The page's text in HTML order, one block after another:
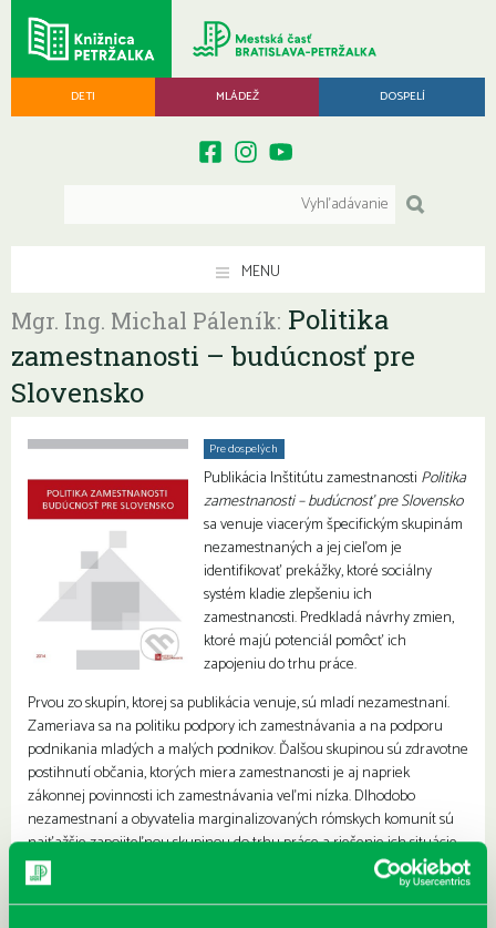
DETI MLÁDEŽ DOSPELÍ
MENU
Mgr. Ing. Michal Páleník: Politika
zamestnanosti – budúcnosť pre
Slovensko
Pre dospelých
Publikácia Inštitútu zamestnanosti Politika
zamestnanosti – budúcnosť pre Slovensko
sa venuje viacerým špecifickým skupinám
nezamestnaných a jej cieľom je
identifikovať prekážky, ktoré sociálny
systém kladie zlepšeniu ich
zamestnanosti. Predkladá návrhy zmien,
ktoré majú potenciál pomôcť ich
zapojeniu do trhu práce.
Prvou zo skupín, ktorej sa publikácia venuje, sú mladí nezamestnaní.
Zameriava sa na politiku podpory ich zamestnávania a na podporu
podnikania mladých a malých podnikov. Ďalšou skupinou sú zdravotne
postihnutí občania, ktorých miera zamestnanosti je aj napriek
zákonnej povinnosti ich zamestnávania veľmi nízka. Dlhodobo
nezamestnaní a obyvatelia marginalizovaných rómskych komunít sú
najťažšie zapojiteľnou skupinou do trhu práce a riešenie ich situácie
si vyžaduje spoluprácu celého verejného sektora, všetkých
ministerstiev, obcí, štátnych i verejných podnikov. Publikácia sa venuje
taktiež podpore mobility, individuálnemu prístupu k nezamestnaným